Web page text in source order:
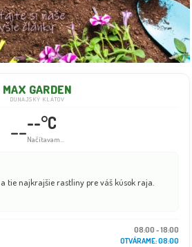
MAX GARDEN
DUNAJSKÝ KLÁTOV
----°C
Načítavam...
tie najkrajšie rastliny pre váš kúsok raja.
08:00 - 18:00
OTVÁRAME: 08:00